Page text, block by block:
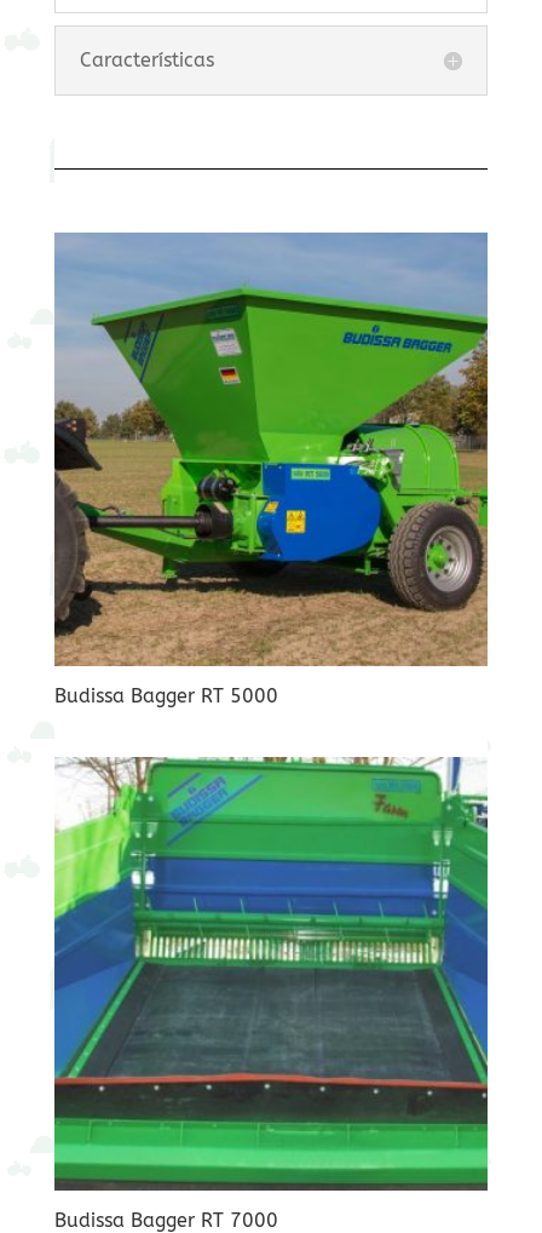
Características
Budissa Bagger RT 5000
Budissa Bagger RT 7000